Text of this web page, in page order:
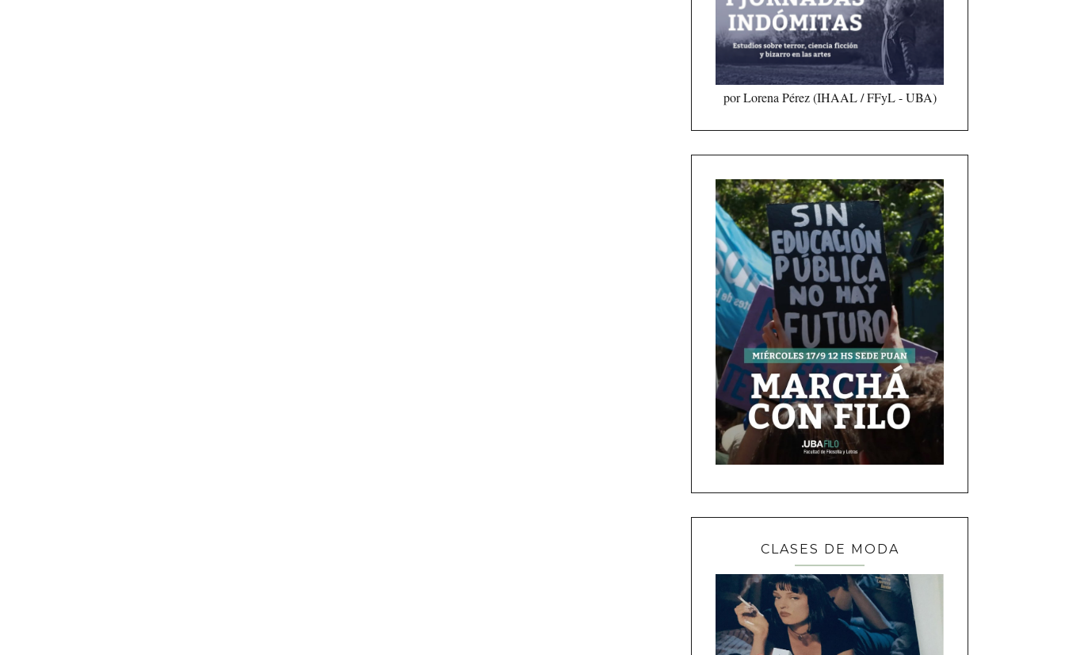
por Lorena Pérez (IHAAL / FFyL - UBA)
CLASES DE MODA